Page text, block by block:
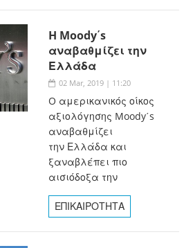
H Moody΄s
αναβαθμίζει την
Ελλάδα
02 Mar, 2019 | 11:20
O αμερικανικός οίκος
αξιολόγησης Moody΄s
αναβαθμίζει
την Ελλάδα και
ξαναβλέπει πιο
αισιόδοξα την
ΕΠΙΚΑΙΡΟΤΗΤΑ